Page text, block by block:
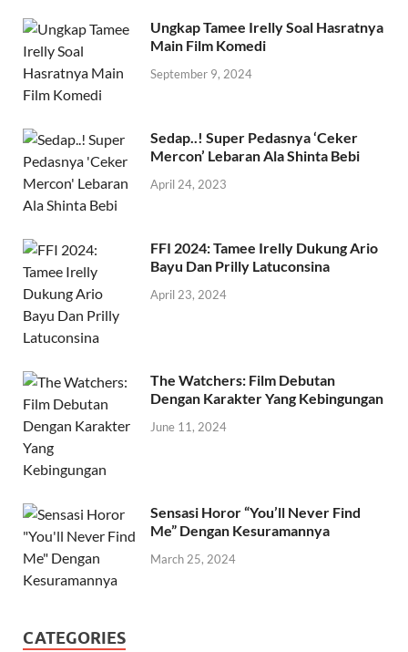
Ungkap Tamee Irelly Soal Hasratnya
Main Film Komedi
September 9, 2024
Sedap..! Super Pedasnya ‘Ceker
Mercon’ Lebaran Ala Shinta Bebi
April 24, 2023
FFI 2024: Tamee Irelly Dukung Ario
Bayu Dan Prilly Latuconsina
April 23, 2024
The Watchers: Film Debutan
Dengan Karakter Yang Kebingungan
June 11, 2024
Sensasi Horor “You’ll Never Find
Me” Dengan Kesuramannya
March 25, 2024
CATEGORIES